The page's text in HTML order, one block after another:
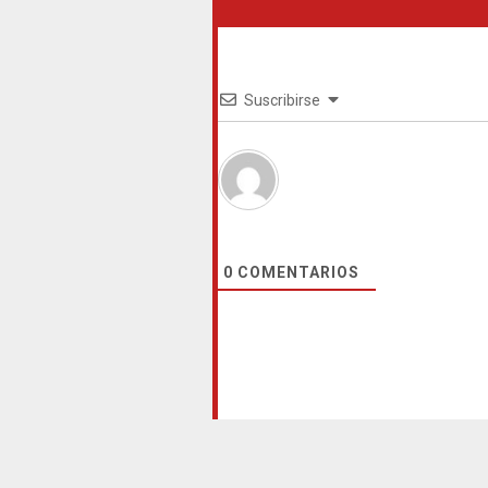
Suscribirse
0 COMENTARIOS